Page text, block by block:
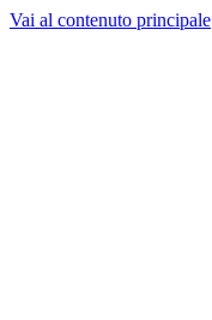
Vai al contenuto principale